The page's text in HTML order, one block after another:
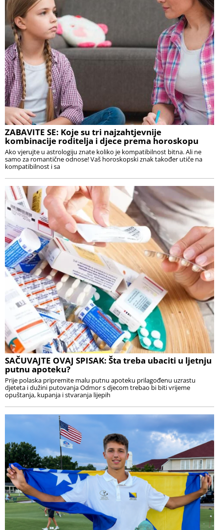
ZABAVITE SE: Koje su tri najzahtjevnije
kombinacije roditelja i djece prema horoskopu
Ako vjerujte u astrologiju znate koliko je kompatibilnost bitna. Ali ne
samo za romantične odnose! Vaš horoskopski znak također utiče na
kompatibilnost i sa
SAČUVAJTE OVAJ SPISAK: Šta treba ubaciti u ljetnju
putnu apoteku?
Prije polaska pripremite malu putnu apoteku prilagođenu uzrastu
djeteta i dužini putovanja Odmor s djecom trebao bi biti vrijeme
opuštanja, kupanja i stvaranja lijepih